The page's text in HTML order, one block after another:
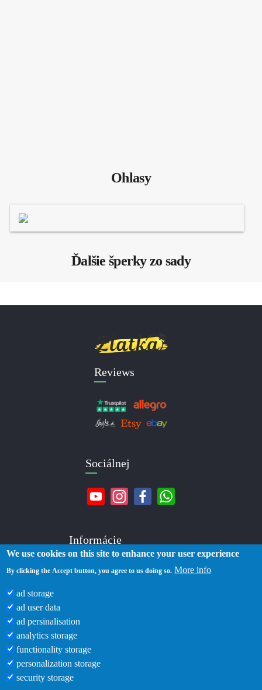
Ohlasy
Ďalšie šperky zo sady
Reviews
Sociálnej
Informácie
O nás
Zásady ochrany osobných údajov
Podmienky používania
Blog
We use cookies on this site to enhance your user experience
By clicking the Accept button, you agree to us doing so. More info
ad storage
ad user data
ad persinalisation
analytics storage
functionality storage
personalization storage
security storage